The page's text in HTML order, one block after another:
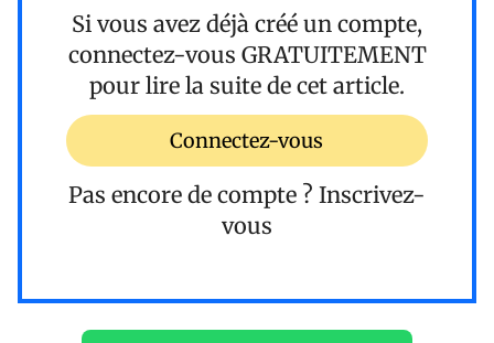
Si vous avez déjà créé un compte,
connectez-vous GRATUITEMENT
pour lire la suite de cet article.
Connectez-vous
Pas encore de compte ? Inscrivez-
vous